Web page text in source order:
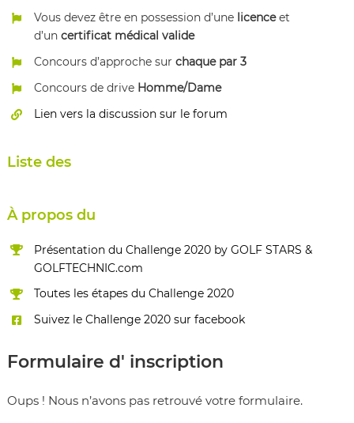
Vous devez être en possession d’une licenceet
d’un certificat médical valide
Concours d’approche sur chaque par 3
Concours de drive Homme/Dame
Lien vers la discussion sur le forum
Liste des
À propos du
Présentation du Challenge 2020 by GOLF STARS &
GOLFTECHNIC.com
Toutes les étapes du Challenge 2020
Suivez le Challenge 2020 sur facebook
Formulaire d' inscription
Oups ! Nous n’avons pas retrouvé votre formulaire.